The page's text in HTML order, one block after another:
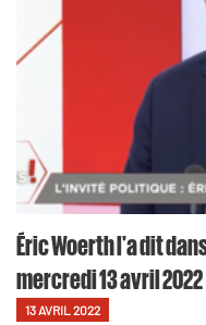
Éric Woerth l'a dit
mercredi 13 avril 2022
13 AVRIL 2022